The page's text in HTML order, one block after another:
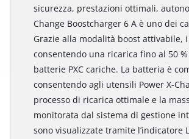
sicurezza, prestazioni ottimali,
Change Boostcharger 6 A è uno dei
Grazie alla modalità boost
consentendo una ricarica fino al 50
batterie PXC cariche. La batteria è
consentendo agli utensili Power X-
processo di ricarica ottimale e la
monitorata dal sistema di gestione
sono visualizzate tramite l’indicatore